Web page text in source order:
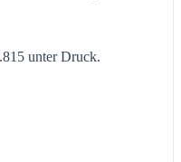
unter Druck.